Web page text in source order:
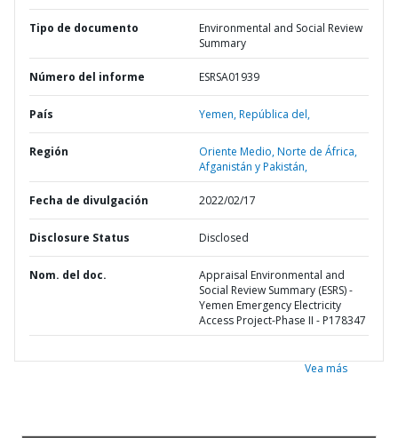
Tipo de documento
Environmental and Social Review
Summary
Número del informe ESRSA01939
País Yemen,República del,
Región
Oriente Medio, Norte de África,
Afganistán y Pakistán,
Fecha de divulgación 2022/02/17
Disclosure Status Disclosed
Nom. del doc.
Appraisal Environmental and
Social Review Summary (ESRS) -
Yemen Emergency Electricity
Access Project-Phase II - P178347
Vea más